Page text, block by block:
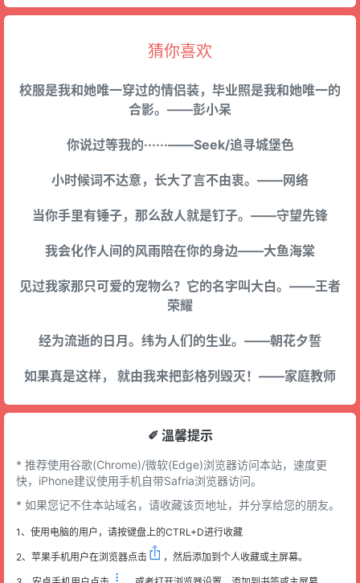
猜你喜欢
校服是我和她唯一穿过的情侣装，毕业照是我和她唯一的
合影。——彭小呆
你说过等我的······——Seek/追寻城堡色
小时候词不达意，长大了言不由衷。——网络
当你手里有锤子，那么敌人就是钉子。——守望先锋
我会化作人间的风雨陪在你的身边——大鱼海棠
见过我家那只可爱的宠物么？它的名字叫大白。——王者
荣耀
经为流逝的日月。纬为人们的生业。——朝花夕誓
如果真是这样， 就由我来把彭格列毁灭！——家庭教师
✐ 溫馨提示
* 推荐使用谷歌(Chrome)/微软(Edge)浏览器访问本站，速度更
快，iPhone建议使用手机自带Safria浏览器访问。
* 如果您记不住本站域名，请收藏该页地址，并分享给您的朋友。
1、使用电脑的用户，请按键盘上的CTRL+D进行收藏
2、苹果手机用户在浏览器点击 ，然后添加到个人收藏或主屏幕。